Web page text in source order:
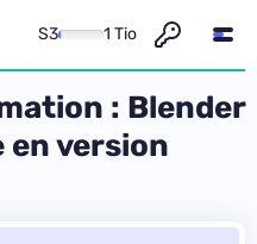
S3 1 Tio
: Blender
en version